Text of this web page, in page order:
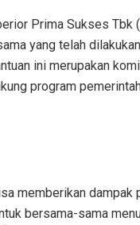
Prima Sukses
yang telah
ini merupakan
program
memberikan
bersama-sama